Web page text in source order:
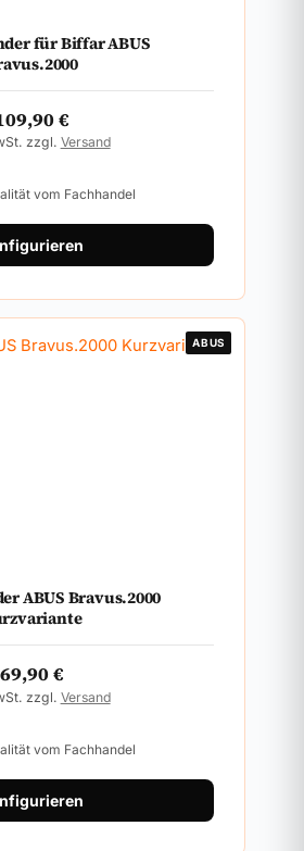
für Biffar ABUS
€
zzgl. Versand
vom Fachhandel
ABUS
ABUS Bravus.2000
69,90€
zzgl. Versand
vom Fachhandel